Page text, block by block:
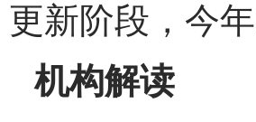
更新阶段，今
机构解读